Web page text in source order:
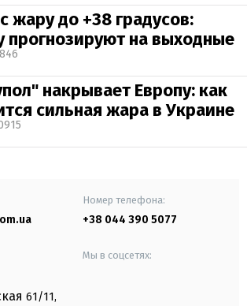
жару до +38 градусов:
прогнозируют на выходные
846
накрывает Европу: как
сильная жара в Украине
Номер телефона:
+38 044 390 5077
61/11,
Мы в соцсетях: